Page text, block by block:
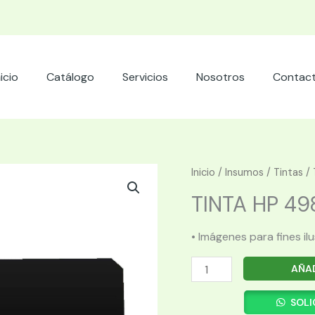
Catálogo Servicios Nosotros
Inicio / Insumos / Tintas /
TINTA HP
• Imágenes para fines
TINTA
HP